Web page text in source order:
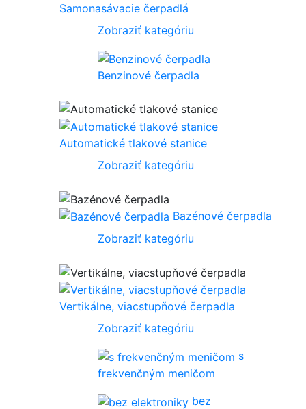
Samonasávacie čerpadlá
Zobraziť kategóriu
Benzinové čerpadla
Automatické tlakové stanice
Zobraziť kategóriu
Bazénové čerpadla
Zobraziť kategóriu
Vertikálne, viacstupňové čerpadla
Zobraziť kategóriu
s
frekvenčným meničom
bez